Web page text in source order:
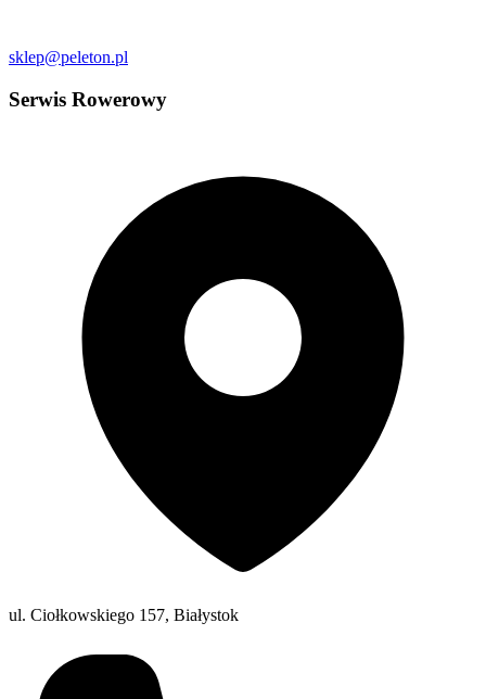
sklep@peleton.pl
Serwis Rowerowy
ul. Ciołkowskiego 157, Białystok